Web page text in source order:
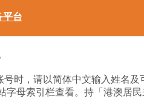
平台
时，请以简体中文输入姓名及
母索引栏查看。持「港澳居